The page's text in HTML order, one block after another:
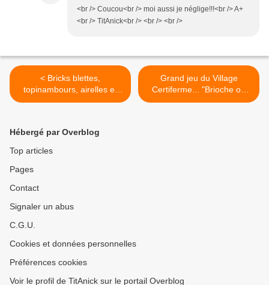
<br /> Coucou<br /> moi aussi je néglige!!!<br /> A+
<br /> TitAnick<br /> <br /> <br />
< Bricks blettes,
topinambours, airelles et
gésiers de canard confits
Grand jeu du Village
Certiferme... "Brioche ou
Galette?" >
Hébergé par Overblog
Top articles
Pages
Contact
Signaler un abus
C.G.U.
Cookies et données personnelles
Préférences cookies
Voir le profil de TitAnick sur le portail Overblog